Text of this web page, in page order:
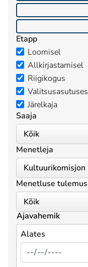
Etapp
Loomisel
Allkirjastamisel
Riigikogus
Valitsusasutuses
Järelkaja
Saaja
Menetleja
Menetluse tulemus
Ajavahemik
Alates